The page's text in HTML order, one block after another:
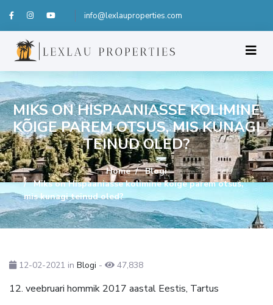
info@lexlauproperties.com
MIKS ON HISPAANIASSE KOLIMINE
KÕIGE PAREM OTSUS, MIS KUNAGI
TEINUD OLED?
Home
Blogi
Miks on Hispaaniasse kolimine kõige parem otsus,
mis kunagi teinud oled?
12-02-2021 in Blogi - 47,838
12. veebruari hommik 2017 aastal Eestis, Tartus